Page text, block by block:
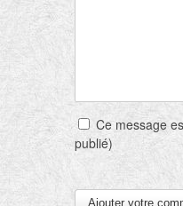
Ce message
publié)